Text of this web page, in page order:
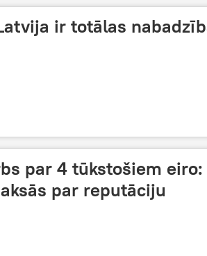
ir totālas
par 4 tūkstošiem eiro:
par reputāciju